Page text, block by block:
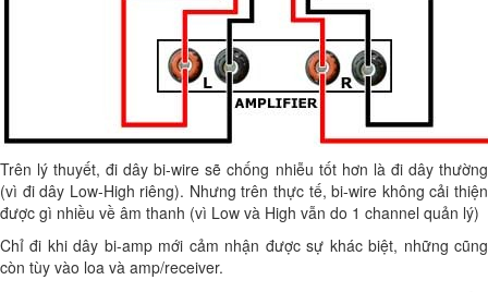
Trên lý thuyết, đi dây bi-wire sẽ chống nhiễu tốt hơn là đi dây thường
(vì đi dây Low-High riêng). Nhưng trên thực tế, bi-wire không cải thiện
được gì nhiều về âm thanh (vì Low và High vẫn do 1 channel quản lý)
Chỉ đi khi dây bi-amp mới cảm nhận được sự khác biệt, những cũng
còn tùy vào loa và amp/receiver.